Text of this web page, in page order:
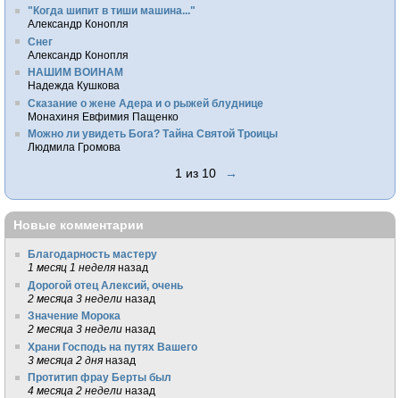
"Когда шипит в тиши машина..."
Александр Конопля
Снег
Александр Конопля
НАШИМ ВОИНАМ
Надежда Кушкова
Сказание о жене Адера и о рыжей блуднице
Монахиня Евфимия Пащенко
Можно ли увидеть Бога? Тайна Святой Троицы
Людмила Громова
1 из 10 →
Новые комментарии
Благодарность мастеру
1 месяц 1 неделя назад
Дорогой отец Алексий, очень
2 месяца 3 недели назад
Значение Морока
2 месяца 3 недели назад
Храни Господь на путях Вашего
3 месяца 2 дня назад
Протитип фрау Берты был
4 месяца 2 недели назад